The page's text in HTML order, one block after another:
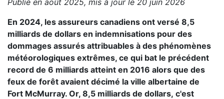
Publié en août 2025, mis à jour le 20 juin 2026
En 2024, les assureurs canadiens ont versé 8,5
milliards de dollars en indemnisations pour des
dommages assurés attribuables à des phénomènes
météorologiques extrêmes, ce qui bat le précédent
record de 6 milliards atteint en 2016 alors que des
feux de forêt avaient décimé la ville albertaine de
Fort McMurray. Or, 8,5 milliards de dollars, c'est